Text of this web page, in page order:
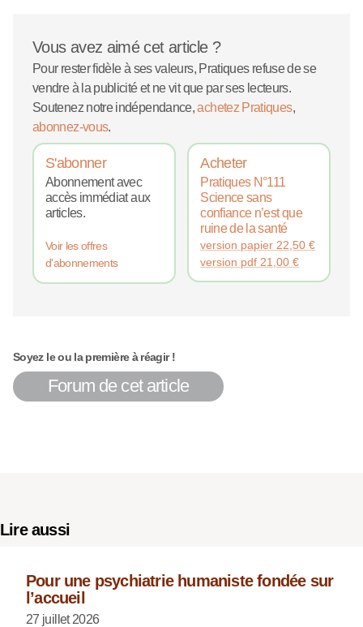
Vous avez aimé cet article ?
Pour rester fidèle à ses valeurs, Pratiques refuse de se
vendre à la publicité et ne vit que par ses lecteurs.
Soutenez notre indépendance,achetez Pratiques,
abonnez-vous.
S'abonner
Abonnement avec
accès immédiat aux
articles.
Voir les offres
d'abonnements
Acheter
Pratiques N°111
Science sans
confiance n’est que
ruine de la santé
version papier 22,50€
version pdf 21,00€
Soyez le ou la première à réagir !
Forum de cet article
Lire aussi
Pour une psychiatrie humaniste fondée sur
l’accueil
27 juillet 2026